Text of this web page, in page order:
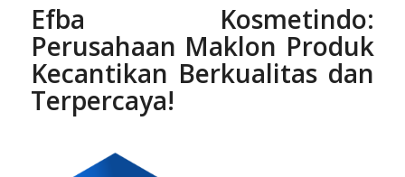
Efba Kosmetindo:
Perusahaan Maklon Produk
Kecantikan Berkualitas dan
Terpercaya!